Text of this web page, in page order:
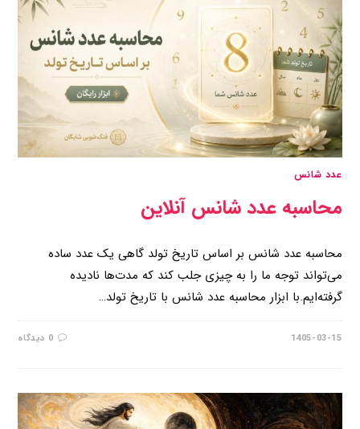
عدد شانس
محاسبه عدد شانس آنلاین
محاسبه عدد شانس بر اساس تاریخ تولد گاهی یک عدد ساده
می‌تواند توجه ما را به چیزی جلب کند که مدت‌ها نادیده
گرفته‌ایم.با ابزار محاسبه عدد شانس با تاریخ تولد…
0 دیدگاه 1405-03-15